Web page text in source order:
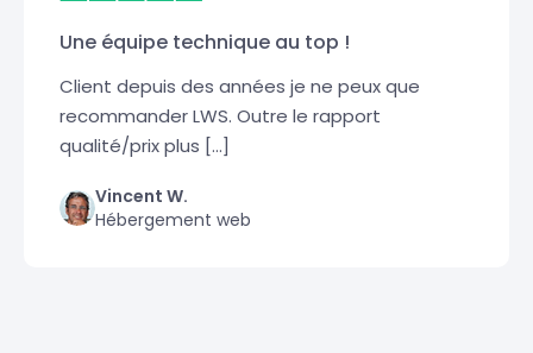
Une équipe technique au top !
Client depuis des années je ne peux que
recommander LWS. Outre le rapport
qualité/prix plus […]
Vincent W.
Hébergement web